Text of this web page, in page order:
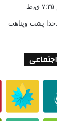
.خدا پشت وپناهت